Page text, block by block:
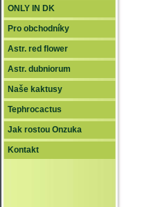
ONLY IN DK
Pro obchodníky
Astr. red flower
Astr. dubniorum
Naše kaktusy
Tephrocactus
Jak rostou Onzuka
Kontakt